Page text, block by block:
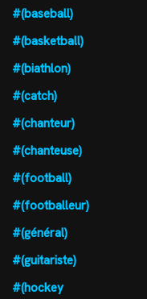
#(baseball)
#(basketball)
#(biathlon)
#(catch)
#(chanteur)
#(chanteuse)
#(football)
#(footballeur)
#(général)
#(guitariste)
#(hockey